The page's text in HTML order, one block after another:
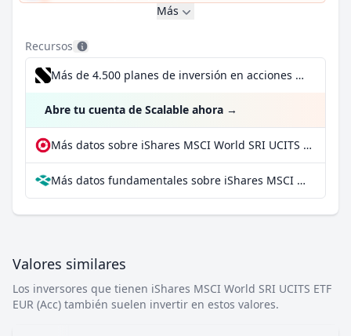
Más
Recursos
Más de 4.500 planes de inversión en acciones desde 1 €
Abre tu cuenta de Scalable ahora →
Más datos sobre iShares MSCI World SRI UCITS ETF EUR (Acc) en extraETF
Más datos fundamentales sobre iShares MSCI World SRI UCITS ETF EUR (Acc) en Parqet
Valores similares
Los inversores que tienen iShares MSCI World SRI UCITS ETF
EUR (Acc) también suelen invertir en estos valores.